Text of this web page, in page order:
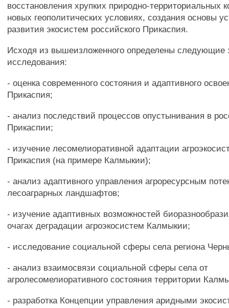
восстановления хрупких природно-территориальных
новых геополитических условиях, создания основы
развития экосистем российского Прикаспия.
Исходя из вышеизложенного определены следующие
исследования:
- оценка современного состояния и адаптивного
Прикаспия;
- анализ последствий процессов опустынивания в
Прикаспии;
- изучение лесомелиоративной адаптации
Прикаспия (на примере Калмыкии);
- анализ адаптивного управления агроресурсным
лесоаграрных ландшафтов;
- изучение адаптивных возможностей
очагах деградации агроэкосистем Калмыкии;
- исследование социальной сферы села региона
- анализ взаимосвязи социальной сферы села от
агролесомелиоративного состояния территории
- разработка Концепции управления аридными